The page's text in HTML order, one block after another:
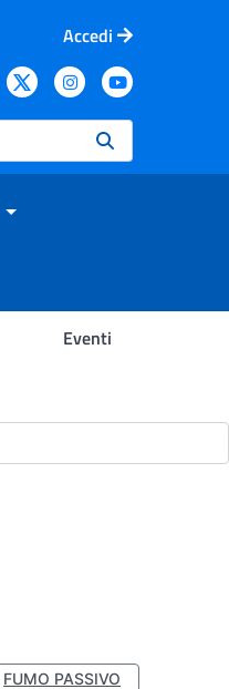
Accedi
Eventi
FUMO PASSIVO